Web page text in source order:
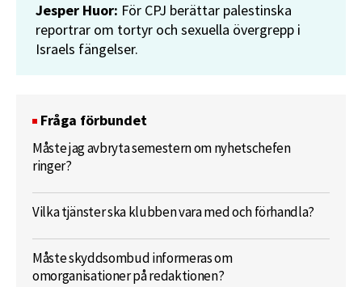
Jesper Huor: För CPJ berättar palestinska
reportrar om tortyr och sexuella övergrepp i
Israels fängelser.
Fråga förbundet
Måste jag avbryta semestern om nyhetschefen
ringer?
Vilka tjänster ska klubben vara med och förhandla?
Måste skyddsombud informeras om
omorganisationer på redaktionen?